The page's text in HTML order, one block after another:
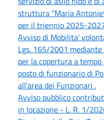
struttura “Maria
per il triennio 2025-
Avviso di Mobilita'
Lgs. 165/2001
per la copertura a
posto di funzionario di
all'area dei Funzionari .
Avviso pubblico
in locazione - L. R. 1/